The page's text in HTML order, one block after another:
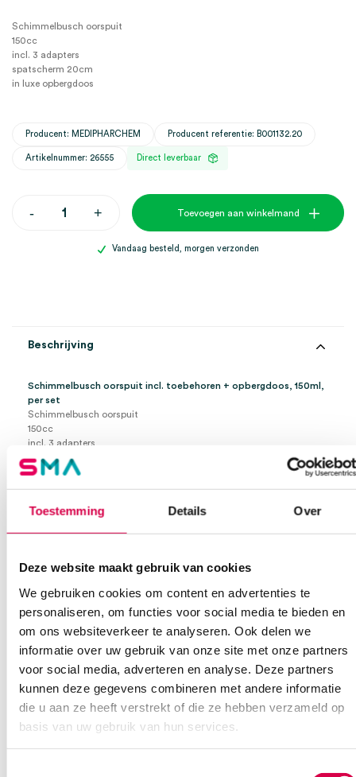
Toestemming Details Over
Deze website maakt gebruik van cookies
We gebruiken cookies om content en advertenties te
personaliseren, om functies voor social media te bieden en
om ons websiteverkeer te analyseren. Ook delen we
informatie over uw gebruik van onze site met onze partners
voor social media, adverteren en analyse. Deze partners
kunnen deze gegevens combineren met andere informatie
die u aan ze heeft verstrekt of die ze hebben verzameld op
basis van uw gebruik van hun services.
Schimmelbusch oorspuit
150cc
incl. 3 adapters
spatscherm 20cm
in luxe opbergdoos
Producent: MEDIPHARCHEM Producent referentie: B001132.20
Artikelnummer: 26555 Direct leverbaar
-Schimmelbusch
toebehoren
+ Toevoegen aan winkelmand
Vandaag besteld, morgen verzonden
Beschrijving
Schimmelbusch oorspuit incl. toebehoren + opbergdoos, 150ml,
per set
Schimmelbusch oorspuit
150cc
incl. 3 adapters
spatscherm 20cm
in luxe opbergdoos
Extra informatie
Steriel onsteriel
Verpakking met opbergdoos
Beoordelingen
Wees de eerste om “Schimmelbusch oorspuit incl. toebehoren +
opbergdoos, 150ml (set)” te beoordelen
Waarom Medische Artikelen?
Op voorraad? Vandaag besteld, vandaag verzonden
Vaste klanten, vaste korting
We scoren een gemiddelde van 7.1! (11 beoordelingen)